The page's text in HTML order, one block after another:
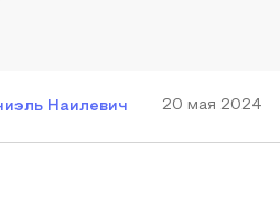
Наилевич 20 мая 2024